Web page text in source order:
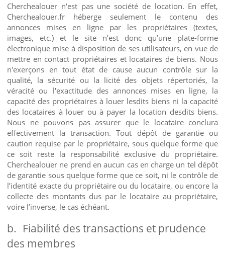
Cherchealouer n'est pas une société de location. En effet,
Cherchealouer.fr héberge seulement le contenu des
annonces mises en ligne par les propriétaires (textes,
images, etc.) et le site n’est donc qu’une plate-forme
électronique mise à disposition de ses utilisateurs, en vue de
mettre en contact propriétaires et locataires de biens. Nous
n'exerçons en tout état de cause aucun contrôle sur la
qualité, la sécurité ou la licité des objets répertoriés, la
véracité ou l'exactitude des annonces mises en ligne, la
capacité des propriétaires à louer lesdits biens ni la capacité
des locataires à louer ou à payer la location desdits biens.
Nous ne pouvons pas assurer que le locataire conclura
effectivement la transaction. Tout dépôt de garantie ou
caution requise par le propriétaire, sous quelque forme que
ce soit reste la responsabilité exclusive du propriétaire.
Cherchealouer ne prend en aucun cas en charge un tel dépôt
de garantie sous quelque forme que ce soit, ni le contrôle de
l’identité exacte du propriétaire ou du locataire, ou encore la
collecte des montants dus par le locataire au propriétaire,
voire l’inverse, le cas échéant.
b. Fiabilité des transactions et prudence
des membres